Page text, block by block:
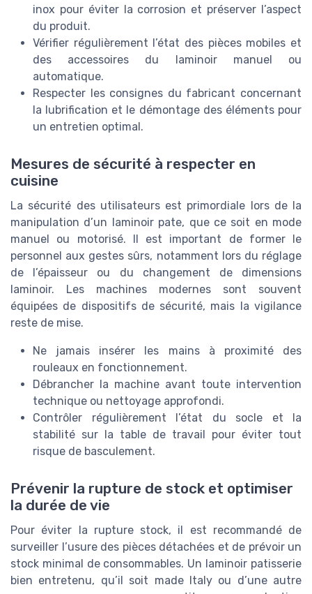
inox pour éviter la corrosion et préserver l’aspect
du produit.
Vérifier régulièrement l’état des pièces mobiles et
des accessoires du laminoir manuel ou
automatique.
Respecter les consignes du fabricant concernant
la lubrification et le démontage des éléments pour
un entretien optimal.
Mesures de sécurité à respecter en
cuisine
La sécurité des utilisateurs est primordiale lors de la
manipulation d’un laminoir pate, que ce soit en mode
manuel ou motorisé. Il est important de former le
personnel aux gestes sûrs, notamment lors du réglage
de l’épaisseur ou du changement de dimensions
laminoir. Les machines modernes sont souvent
équipées de dispositifs de sécurité, mais la vigilance
reste de mise.
Ne jamais insérer les mains à proximité des
rouleaux en fonctionnement.
Débrancher la machine avant toute intervention
technique ou nettoyage approfondi.
Contrôler régulièrement l’état du socle et la
stabilité sur la table de travail pour éviter tout
risque de basculement.
Prévenir la rupture de stock et optimiser
la durée de vie
Pour éviter la rupture stock, il est recommandé de
surveiller l’usure des pièces détachées et de prévoir un
stock minimal de consommables. Un laminoir patisserie
bien entretenu, qu’il soit made Italy ou d’une autre